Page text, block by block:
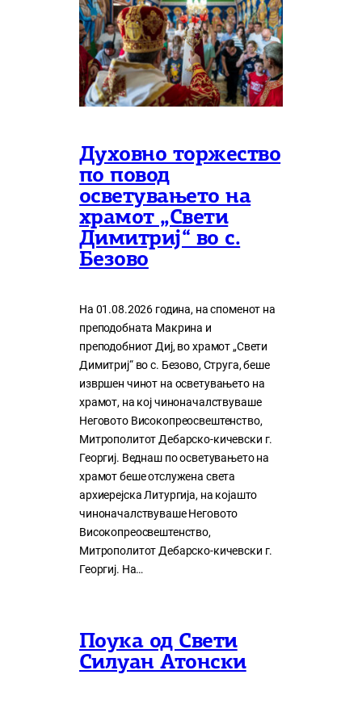
Духовно торжество
по повод
осветувањето на
храмот „Свети
Димитриј“ во с.
Безово
На 01.08.2026 година, на споменот на
преподобната Макрина и
преподобниот Диј, во храмот „Свети
Димитриј“ во с. Безово, Струга, беше
извршен чинот на осветувањето на
храмот, на кој чиноначалствуваше
Неговото Високопреосвештенство,
Митрополитот Дебарско-кичевски г.
Георгиј. Веднаш по осветувањето на
храмот беше отслужена света
архиерејска Литургија, на којашто
чиноначалствуваше Неговото
Високопреосвештенство,
Митрополитот Дебарско-кичевски г.
Георгиј. На…
Поука од Свети
Силуан Атонски